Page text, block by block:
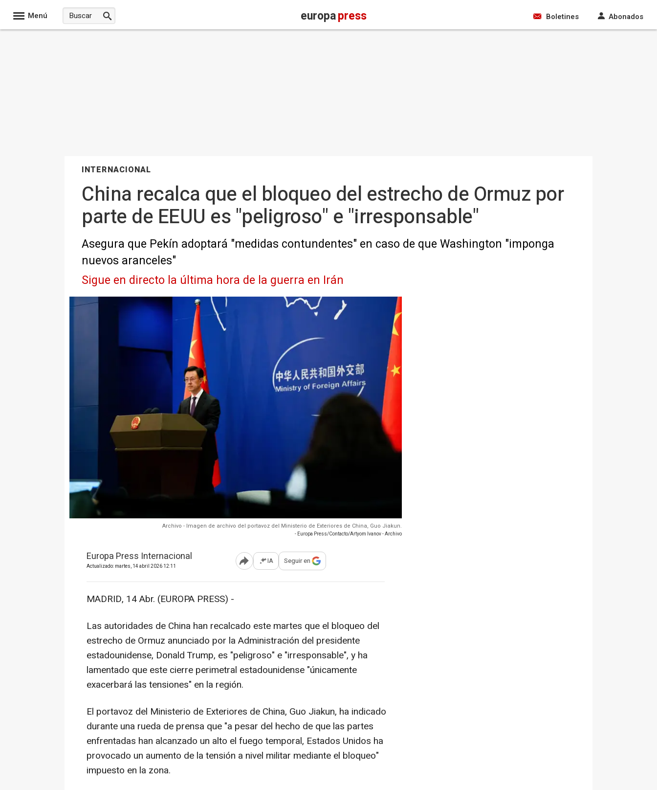
Menú europapress Boletines Abonados
INTERNACIONAL
China recalca que el bloqueo del estrecho de Ormuz por
parte de EEUU es "peligroso" e "irresponsable"
Asegura que Pekín adoptará "medidas contundentes" en caso de que Washington "imponga
nuevos aranceles"
Sigue en directo la última hora de la guerra en Irán
Archivo - Imagen de archivo del portavoz del Ministerio de Exteriores de China, Guo Jiakun.
- Europa Press/Contacto/Artyom Ivanov - Archivo
Europa Press Internacional
Actualizado: martes, 14 abril 2026 12:11 Abrir opciones para compartir
IA Seguir en
MADRID, 14 Abr. (EUROPA PRESS) -
Las autoridades de China han recalcado este martes que el bloqueo del
estrecho de Ormuz anunciado por la Administración del presidente
estadounidense, Donald Trump, es "peligroso" e "irresponsable", y ha
lamentado que este cierre perimetral estadounidense "únicamente
exacerbará las tensiones" en la región.
El portavoz del Ministerio de Exteriores de China, Guo Jiakun, ha indicado
durante una rueda de prensa que "a pesar del hecho de que las partes
enfrentadas han alcanzado un alto el fuego temporal, Estados Unidos ha
provocado un aumento de la tensión a nivel militar mediante el bloqueo"
impuesto en la zona.